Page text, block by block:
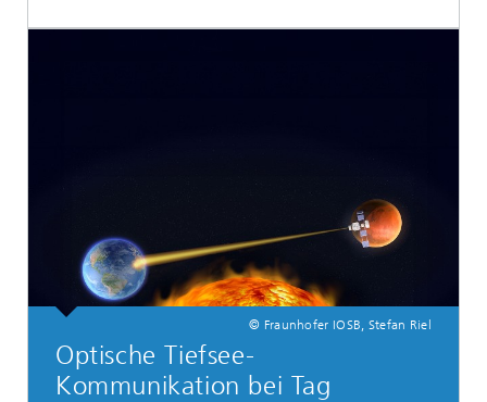
© Fraunhofer IOSB, Stefan Riel
Optische Tiefsee-
Kommunikation bei Tag